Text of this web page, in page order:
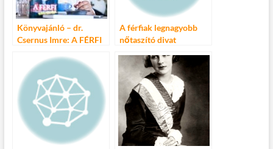
Könyvajánló – dr.
Csernus Imre: A FÉRFI
A férfiak legnagyobb
nőtaszító divat